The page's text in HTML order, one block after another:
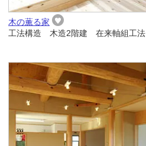
木の薫る家
工法構造 木造2階建 在来軸組工法